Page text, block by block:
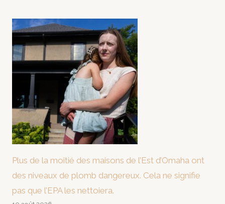
Plus de la moitié des maisons de l’Est d’Omaha ont
des niveaux de plomb dangereux. Cela ne signifie
pas que l’EPA les nettoiera.